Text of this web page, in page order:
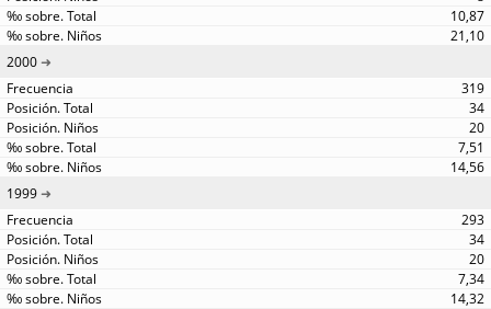
10,87
21,10
2000
319
34
20
7,51
14,56
1999
293
34
20
7,34
14,32